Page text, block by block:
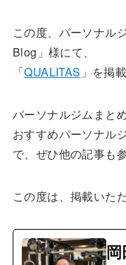
この度、パーソナル
Blog」様にて、
「QUALITAS 」を掲
パーソナルジムまと
おすすめパーソナル
で、ぜひ他の記事も
この度は、掲載いた
岡